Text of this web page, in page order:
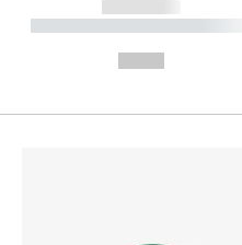
------------
----------- ----------- ----------